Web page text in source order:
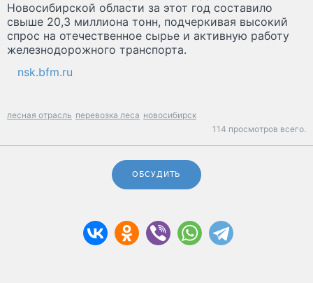
Новосибирской области за этот год составило
свыше 20,3 миллиона тонн, подчеркивая высокий
спрос на отечественное сырье и активную работу
железнодорожного транспорта.
nsk.bfm.ru
лесная отрасль перевозка леса новосибирск
114 просмотров всего.
ОБСУДИТЬ